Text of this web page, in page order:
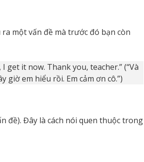
một vấn đề mà trước đó bạn còn
get it now. Thank you, teacher.” (“Và
giờ em hiểu rồi. Em cảm ơn cô.”)
đề). Đây là cách nói quen thuộc trong